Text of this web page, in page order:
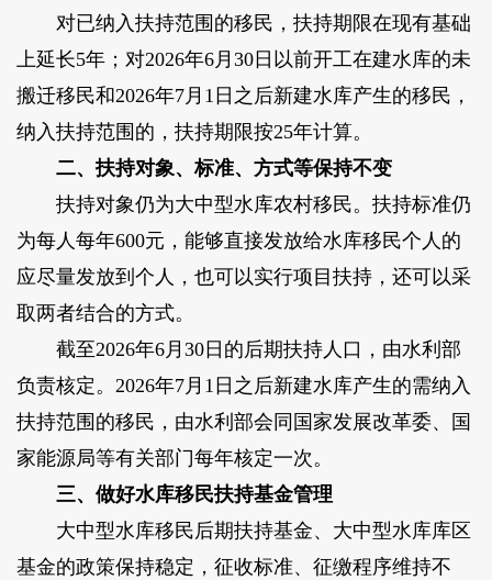
对已纳入扶持范围的移民，扶持期限在现有基础
上延长5年；对2026年6月30日以前开工在建水库的未
搬迁移民和2026年7月1日之后新建水库产生的移民，
纳入扶持范围的，扶持期限按25年计算。
二、扶持对象、标准、方式等保持不变
扶持对象仍为大中型水库农村移民。扶持标准仍
为每人每年600元，能够直接发放给水库移民个人的
应尽量发放到个人，也可以实行项目扶持，还可以采
取两者结合的方式。
截至2026年6月30日的后期扶持人口，由水利部
负责核定。2026年7月1日之后新建水库产生的需纳入
扶持范围的移民，由水利部会同国家发展改革委、国
家能源局等有关部门每年核定一次。
三、做好水库移民扶持基金管理
大中型水库移民后期扶持基金、大中型水库库区
基金的政策保持稳定，征收标准、征缴程序维持不